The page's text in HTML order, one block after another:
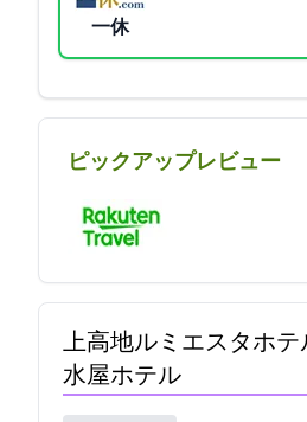
一休
ピックアップレビュー
上高地ルミエスタホテ
水屋ホテル)